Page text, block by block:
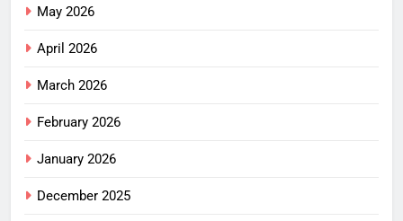
May 2026
April 2026
March 2026
February 2026
January 2026
December 2025